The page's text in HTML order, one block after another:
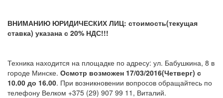
ВНИМАНИЮ ЮРИДИЧЕСКИХ ЛИЦ: стоимость(текущая
ставка) указана с 20% НДС!!!
Техника находится на площадке по адресу: ул. Бабушкина, 8 в
городе Минске. Осмотр возможен 17/03/2016(Четверг) с
10.00 до 16.00. При возникновении вопросов обращайтесь по
телефону Велком +375 (29) 907 99 11, Виталий.